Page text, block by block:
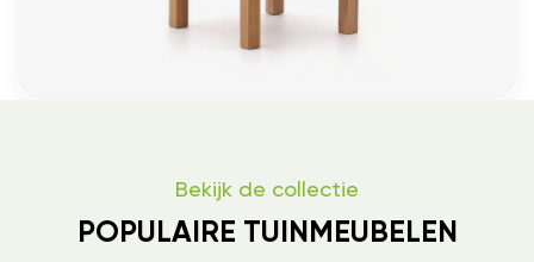
Bekijk de collectie
POPULAIRE TUINMEUBELEN